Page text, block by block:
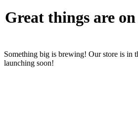
Great things are
Something big is brewing! Our store is in
launching soon!